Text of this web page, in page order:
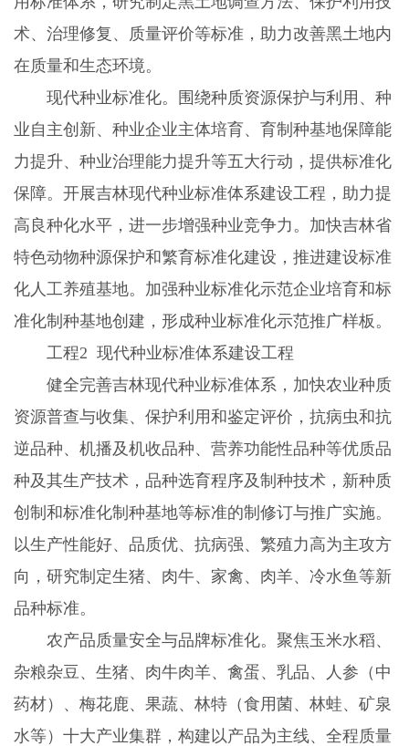
术、治理修复、质量评价等标准，助力改善黑土地内
在质量和生态环境。
现代种业标准化。围绕种质资源保护与利用、种
业自主创新、种业企业主体培育、育制种基地保障能
力提升、种业治理能力提升等五大行动，提供标准化
保障。开展吉林现代种业标准体系建设工程，助力提
高良种化水平，进一步增强种业竞争力。加快吉林省
特色动物种源保护和繁育标准化建设，推进建设标准
化人工养殖基地。加强种业标准化示范企业培育和标
准化制种基地创建，形成种业标准化示范推广样板。
工程2 现代种业标准体系建设工程
健全完善吉林现代种业标准体系，加快农业种质
资源普查与收集、保护利用和鉴定评价，抗病虫和抗
逆品种、机播及机收品种、营养功能性品种等优质品
种及其生产技术，品种选育程序及制种技术，新种质
创制和标准化制种基地等标准的制修订与推广实施。
以生产性能好、品质优、抗病强、繁殖力高为主攻方
向，研究制定生猪、肉牛、家禽、肉羊、冷水鱼等新
品种标准。
农产品质量安全与品牌标准化。聚焦玉米水稻、
杂粮杂豆、生猪、肉牛肉羊、禽蛋、乳品、人参（中
药材）、梅花鹿、果蔬、林特（食用菌、林蛙、矿泉
水等）十大产业集群，构建以产品为主线、全程质量